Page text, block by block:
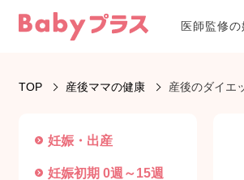
医師監修
TOP 産後ママの健康 産後のダイエ
妊娠・出産
妊娠初期 0週～15週